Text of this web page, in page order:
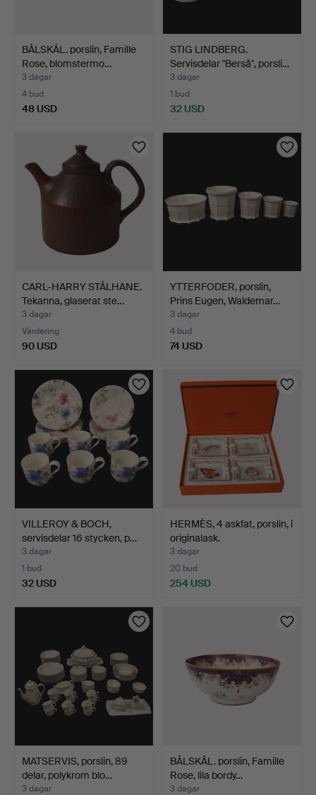
BÅLSKÅL. porslin, Famille
Rose, blomstermo…
3 dagar
4 bud
48 USD
STIG LINDBERG.
Servisdelar "Berså", porsli…
3 dagar
1 bud
32 USD
CARL-HARRY STÅLHANE.
Tekanna, glaserat ste…
3 dagar
Värdering
90 USD
YTTERFODER, porslin,
Prins Eugen, Waldemar…
3 dagar
4 bud
74 USD
VILLEROY & BOCH,
servisdelar 16 stycken, p…
3 dagar
1 bud
32 USD
HERMÈS, 4 askfat, porslin, i
originalask.
3 dagar
20 bud
254 USD
MATSERVIS, porslin, 89
delar, polykrom blo…
3 dagar
BÅLSKÅL. porslin, Famille
Rose, lila bordy…
3 dagar